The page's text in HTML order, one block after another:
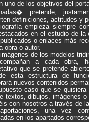
uno de los objetivos del
pretende,
definiciones, actitudes y
empieza siempre
en el estudio de
o enlaces más
obra o autor.
de los modelos
a cada obra,
que se pretende
esta estructura de
nuevos contenidos
caso que se
textos, dibujos, imágenes
con nosotros a través de
una vez
en los apartados